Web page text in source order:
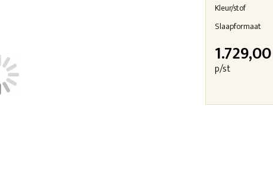
Kleur/stof
Slaapformaat
1.729,00
p/st